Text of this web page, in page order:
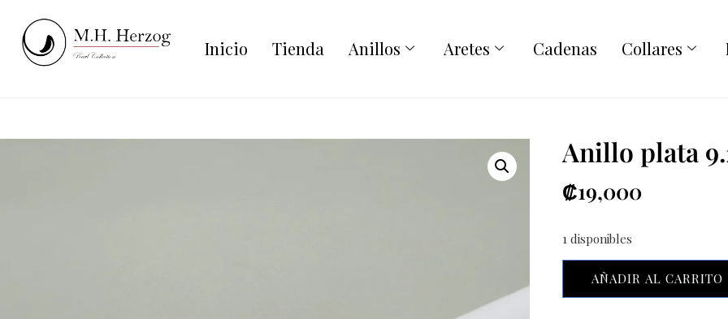
Inicio Tienda Anillos Aretes Cadenas Collares
Anillo plata
₡19,000
1 disponibles
AÑADIR AL CARRITO